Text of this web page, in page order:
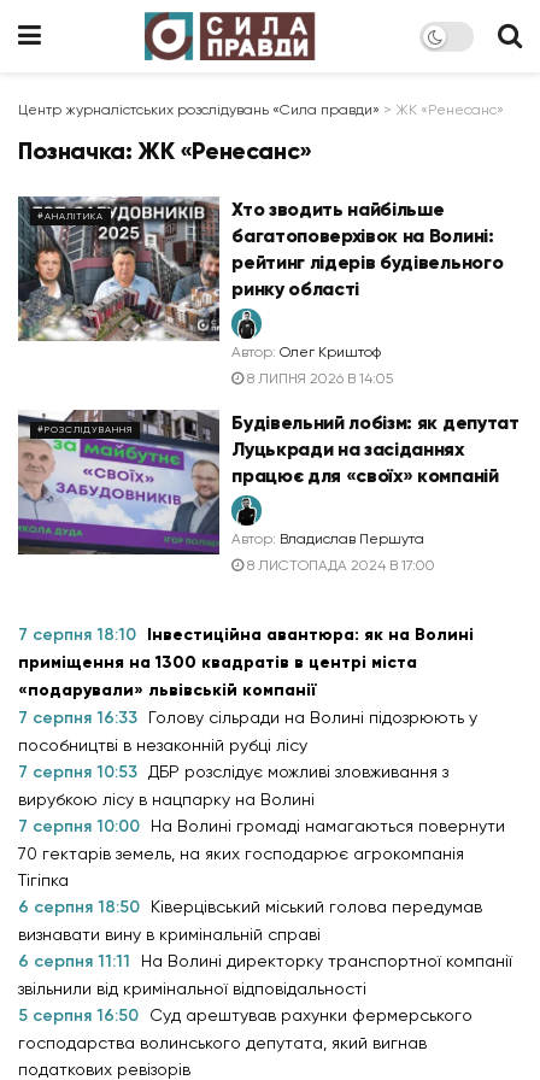
Центр журналістських розслідувань «Сила правди» > ЖК «Ренесанс»
Позначка: ЖК «Ренесанс»
#АНАЛІТИКА
Хто зводить найбільше
багатоповерхівок на Волині:
рейтинг лідерів будівельного
ринку області
Автор: Олег Криштоф
8 ЛИПНЯ 2026 В 14:05
#РОЗСЛІДУВАННЯ
Будівельний лобізм: як депутат
Луцькради на засіданнях
працює для «своїх» компаній
Автор: Владислав Першута
8 ЛИСТОПАДА 2024 В 17:00
7 серпня 18:10 Інвестиційна авантюра: як на Волині
приміщення на 1300 квадратів в центрі міста
«подарували» львівській компанії
7 серпня 16:33
Голову сільради на Волині підозрюють у
пособництві в незаконній рубці лісу
7 серпня 10:53
ДБР розслідує можливі зловживання з
вирубкою лісу в нацпарку на Волині
7 серпня 10:00
На Волині громаді намагаються повернути
70 гектарів земель, на яких господарює агрокомпанія
Тігіпка
6 серпня 18:50
Ківерцівський міський голова передумав
визнавати вину в кримінальній справі
6 серпня 11:11
На Волині директорку транспортної компанії
звільнили від кримінальної відповідальності
5 серпня 16:50
Суд арештував рахунки фермерського
господарства волинського депутата, який вигнав
податкових ревізорів